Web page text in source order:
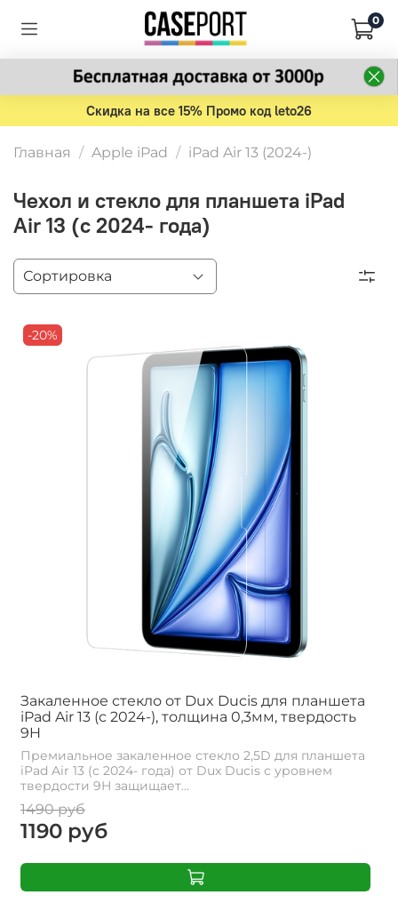
0
Скидка на все 15% Промо код leto26
Главная Apple iPad iPad Air 13 (2024-)
Чехол и стекло для планшета iPad
Air 13 (с 2024- года)
-20%
Закаленное стекло от Dux Ducis для планшета
iPad Air 13 (с 2024-), толщина 0,3мм, твердость
9H
Премиальное закаленное стекло 2,5D для планшета
iPad Air 13 (с 2024- года) от Dux Ducis с уровнем
твердости 9H защищает...
1490 руб
1190 руб